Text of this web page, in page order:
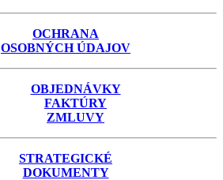
OCHRANA
OSOBNÝCH ÚDAJOV
OBJEDNÁVKY
FAKTÚRY
ZMLUVY
STRATEGICKÉ
DOKUMENTY